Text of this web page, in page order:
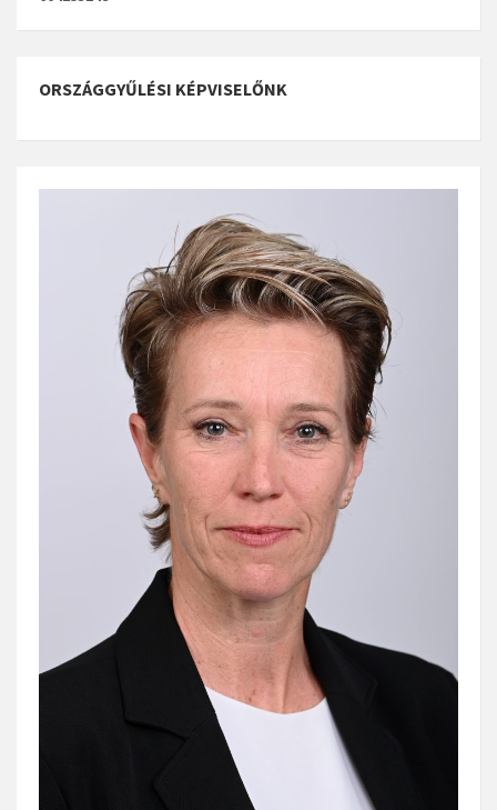
ORSZÁGGYŰLÉSI KÉPVISELŐNK